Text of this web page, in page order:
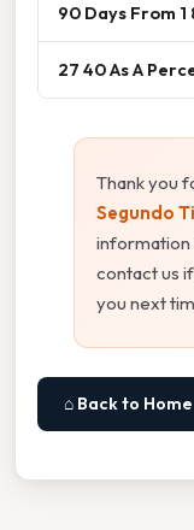
90 Days From 1
27 40 As A
Thank you
Segundo
information
contact us
you next
⌂ Back to Home